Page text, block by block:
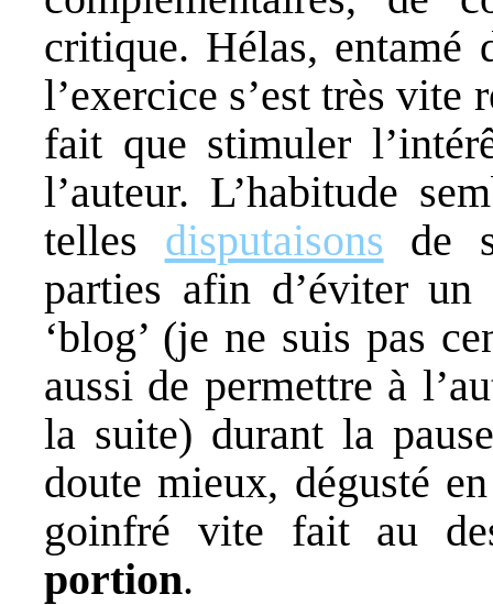
critique. Hélas, entamé
l’exercice s’est très vite
fait que stimuler
l’auteur. L’habitude
telles disputaisons de
parties afin d’éviter
‘blog’ (je ne suis pas
aussi de permettre à
la suite) durant la
doute mieux, dégusté
goinfré vite fait au
portion.